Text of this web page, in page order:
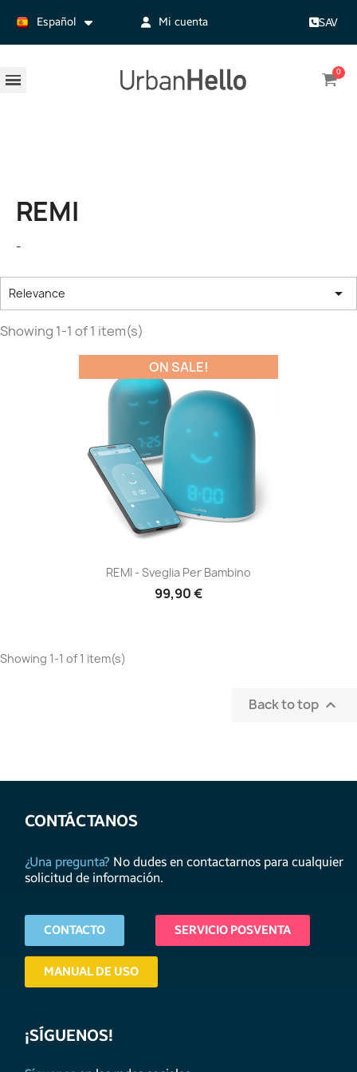
Español Mi cuenta SAV
REMI
-
Relevance 
Showing 1-1 of 1 item(s)
REMI - Sveglia Per Bambino
99,90 €
ON SALE!
Showing 1-1 of 1 item(s)
Back to top 
CONTÁCTANOS
¿Una pregunta? No dudes en contactarnos para cualquier
solicitud de información.
CONTACTO SERVICIO POSVENTA
MANUAL DE USO
¡SÍGUENOS!